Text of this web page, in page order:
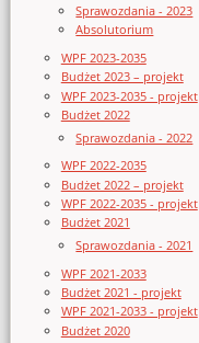
Sprawozdania - 2023
Absolutorium
WPF 2023-2035
Budżet 2023 – projekt
WPF 2023-2035 - projekt
Budżet 2022
Sprawozdania - 2022
WPF 2022-2035
Budżet 2022 – projekt
WPF 2022-2035 - projekt
Budżet 2021
Sprawozdania - 2021
WPF 2021-2033
Budżet 2021 - projekt
WPF 2021-2033 - projekt
Budżet 2020